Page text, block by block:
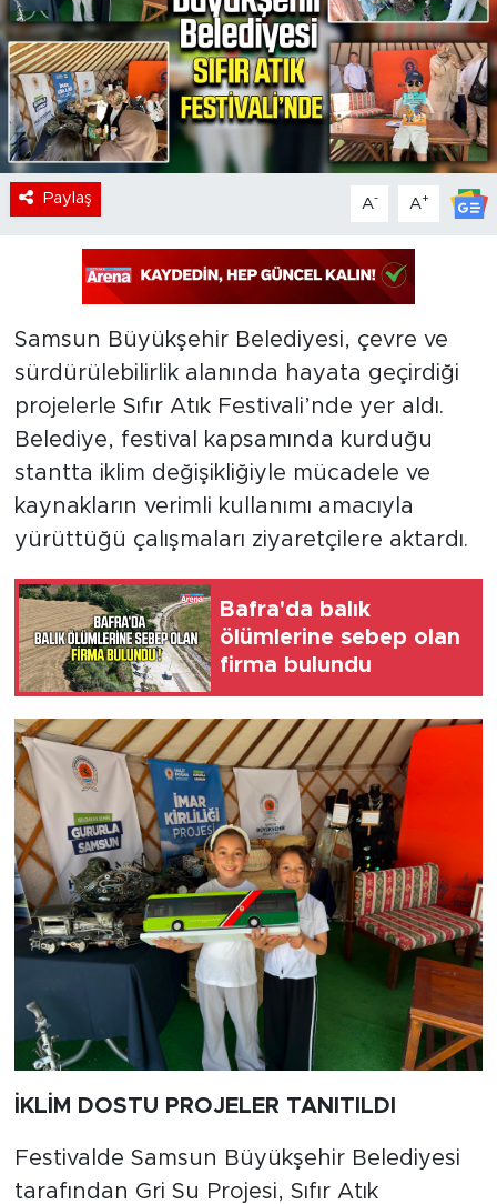
Paylaş A- A+
Samsun Büyükşehir Belediyesi, çevre ve
sürdürülebilirlik alanında hayata geçirdiği
projelerle Sıfır Atık Festivali’nde yer aldı.
Belediye, festival kapsamında kurduğu
stantta iklim değişikliğiyle mücadele ve
kaynakların verimli kullanımı amacıyla
yürüttüğü çalışmaları ziyaretçilere aktardı.
Bafra'da balık
ölümlerine sebep olan
firma bulundu
İKLİM DOSTU PROJELER TANITILDI
Festivalde Samsun Büyükşehir Belediyesi
tarafından Gri Su Projesi, Sıfır Atık